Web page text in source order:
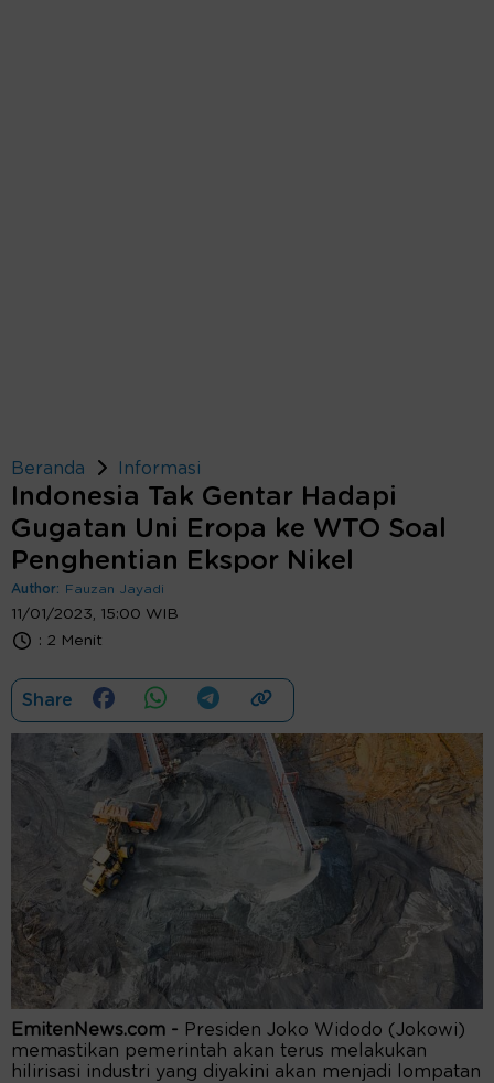
Beranda Informasi
Indonesia Tak Gentar Hadapi
Gugatan Uni Eropa ke WTO Soal
Penghentian Ekspor Nikel
Author: Fauzan Jayadi
11/01/2023, 15:00 WIB
: 2 Menit
Share
EmitenNews.com - Presiden Joko Widodo (Jokowi)
memastikan pemerintah akan terus melakukan
hilirisasi industri yang diyakini akan menjadi lompatan